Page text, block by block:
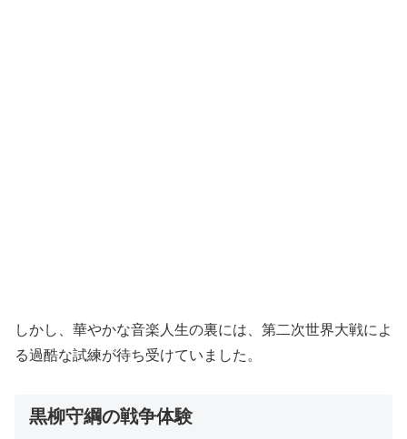
しかし、華やかな音楽人生の裏には、第二次世界大戦によ
る過酷な試練が待ち受けていました。
黒柳守綱の戦争体験